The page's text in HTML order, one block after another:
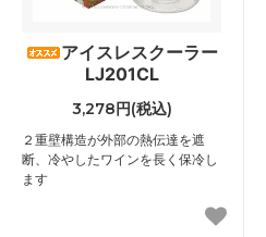
アイスレスクーラー
LJ201CL
3,278円(税込)
２重壁構造が外部の熱伝達を遮
断、冷やしたワインを長く保冷し
ます